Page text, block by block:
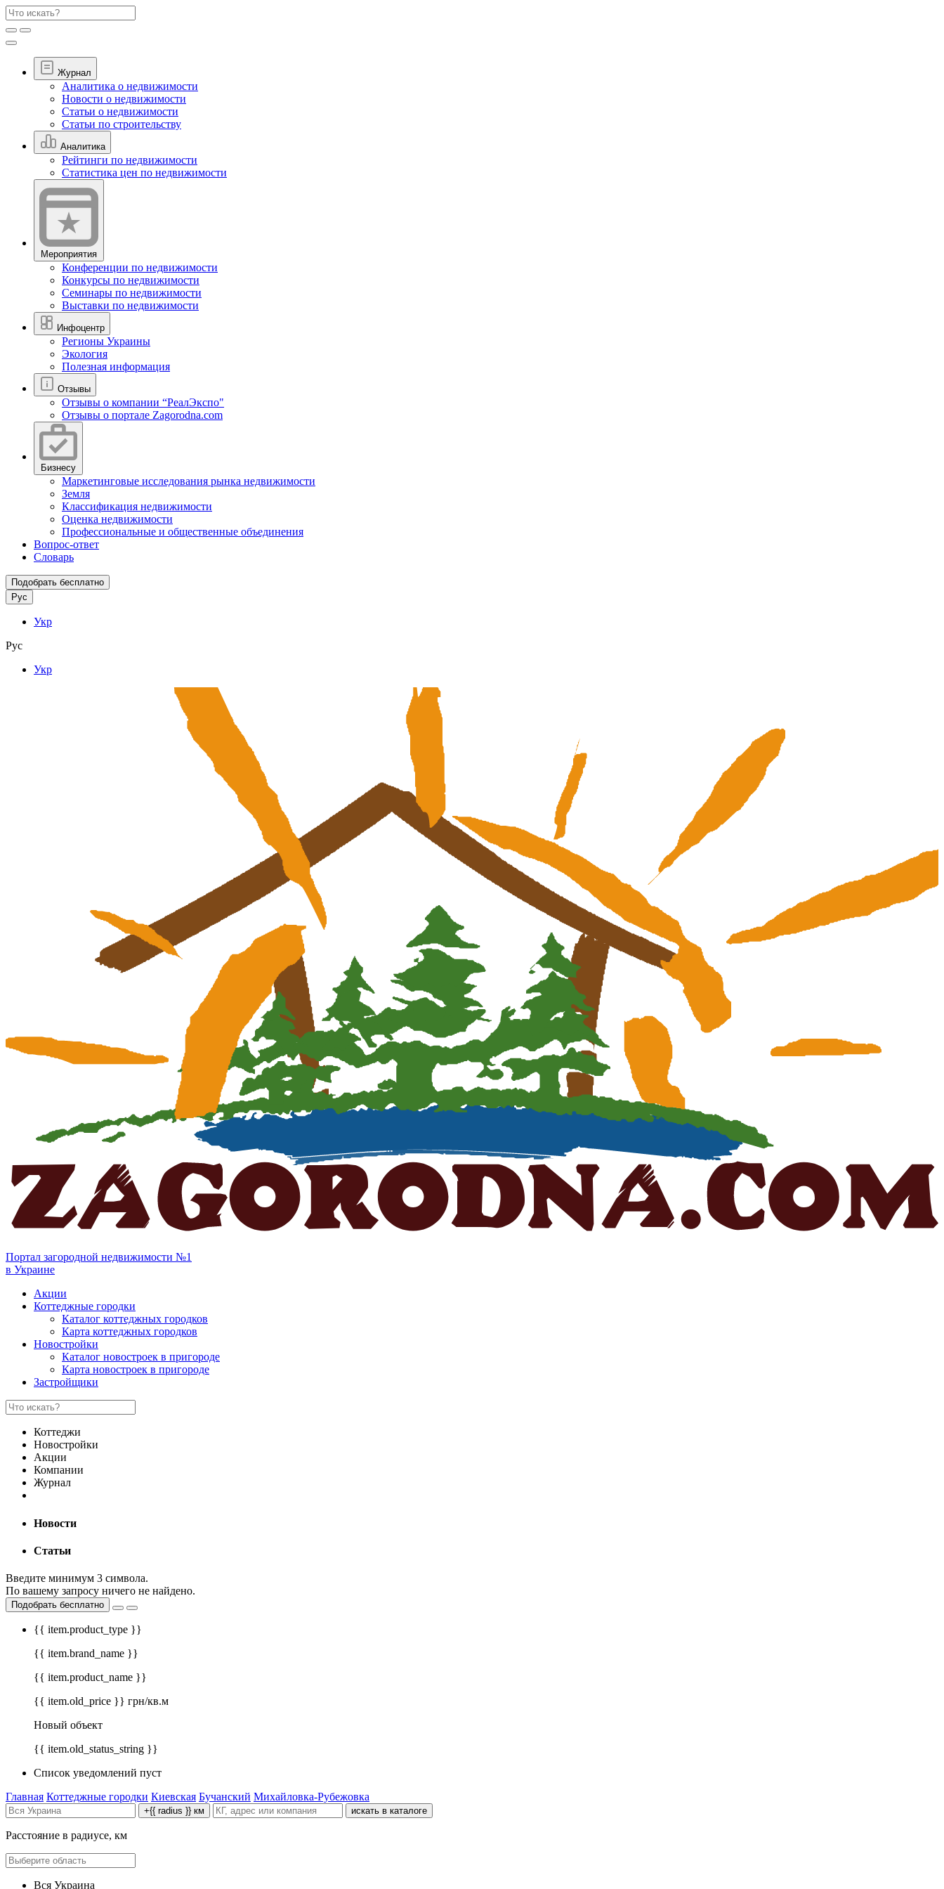
Журнал
Аналитика о недвижимости
Новости о недвижимости
Статьи о недвижимости
Статьи по строительству
Аналитика
Рейтинги по недвижимости
Статистика цен по недвижимости
Мероприятия
Конференции по недвижимости
Конкурсы по недвижимости
Семинары по недвижимости
Выставки по недвижимости
Инфоцентр
Регионы Украины
Экология
Полезная информация
Отзывы
Отзывы о компании “РеалЭкспо"
Отзывы о портале Zagorodna.com
Бизнесу
Маркетинговые исследования рынка недвижимости
Земля
Классификация недвижимости
Оценка недвижимости
Профессиональные и общественные объединения
Вопрос-ответ
Словарь
Подобрать бесплатно
Рус
Укр
Рус
Укр
Портал загородной недвижимости №1
в Украине
Акции
Коттеджные городки
Каталог коттеджных городков
Карта коттеджных городков
Новостройки
Каталог новостроек в пригороде
Карта новостроек в пригороде
Застройщики
Коттеджи
Новостройки
Акции
Компании
Журнал
Новости
Статьи
Введите минимум 3 символа.
По вашему запросу ничего не найдено.
Подобрать бесплатно
{{ item.product_type }}
{{ item.brand_name }}
{{ item.product_name }}
{{ item.old_price }} грн/кв.м
Новый объект
{{ item.old_status_string }}
Список уведомлений пуст
Главная Коттеджные городки Киевская Бучанский Михайловка-Рубежовка
+{{ radius }} км искать в каталоге
Расстояние в радиусе, км
Вся Украина